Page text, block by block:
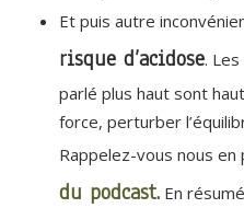
Et puis autre
risque d’acidose.
parlé plus haut sont
force, perturber
Rappelez-vous nous en
du podcast. En